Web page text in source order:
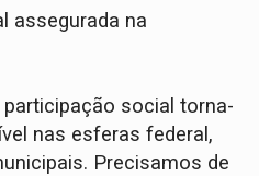
assegurada na
participação social torna-
nas esferas federal,
Precisamos de